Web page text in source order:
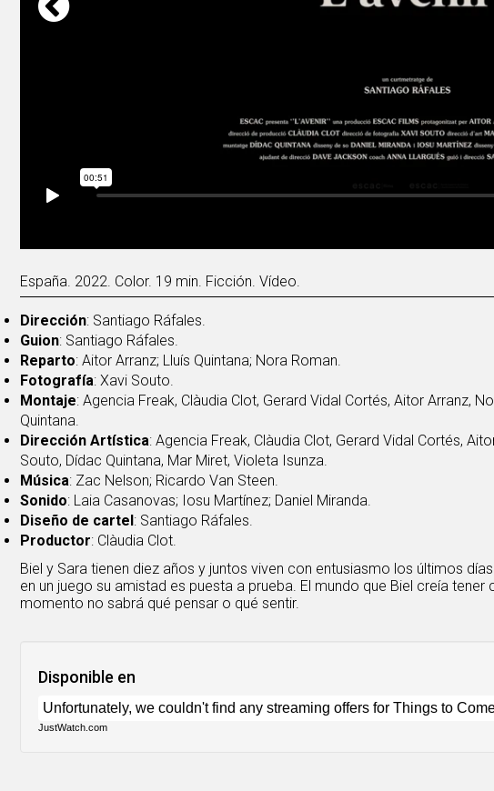
España. 2022. Color. 19 min. Ficción. Vídeo.
Dirección: Santiago Ráfales.
Guion: Santiago Ráfales.
Reparto: Aitor Arranz; Lluís Quintana; Nora Roman.
Fotografía: Xavi Souto.
Montaje: Agencia Freak, Clàudia Clot, Gerard Vidal Cortés, Aitor Arranz,
Quintana.
Dirección Artística: Agencia Freak, Clàudia Clot, Gerard Vidal Cortés,
Souto, Dídac Quintana, Mar Miret, Violeta Isunza.
Música: Zac Nelson; Ricardo Van Steen.
Sonido: Laia Casanovas; Iosu Martínez; Daniel Miranda.
Diseño de cartel : Santiago Ráfales.
Productor: Clàudia Clot.
Biel y Sara tienen diez años y juntos viven con entusiasmo los últimos
en un juego su amistad es puesta a prueba. El mundo que Biel creía
momento no sabrá qué pensar o qué sentir.
Disponible en
JustWatch.com